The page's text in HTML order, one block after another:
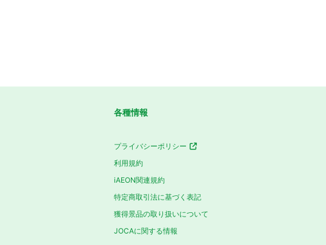
各種情報
プライバシーポリシー
利用規約
iAEON関連規約
特定商取引法に基づく表記
獲得景品の取り扱いについて
JOCAに関する情報